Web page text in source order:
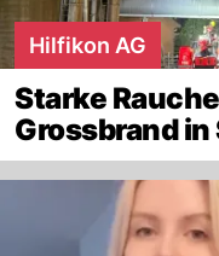
Hilfikon AG
Starke
Grossbrand